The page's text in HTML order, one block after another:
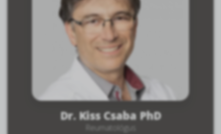
Dr. Kiss Csaba PhD
Reumatológus